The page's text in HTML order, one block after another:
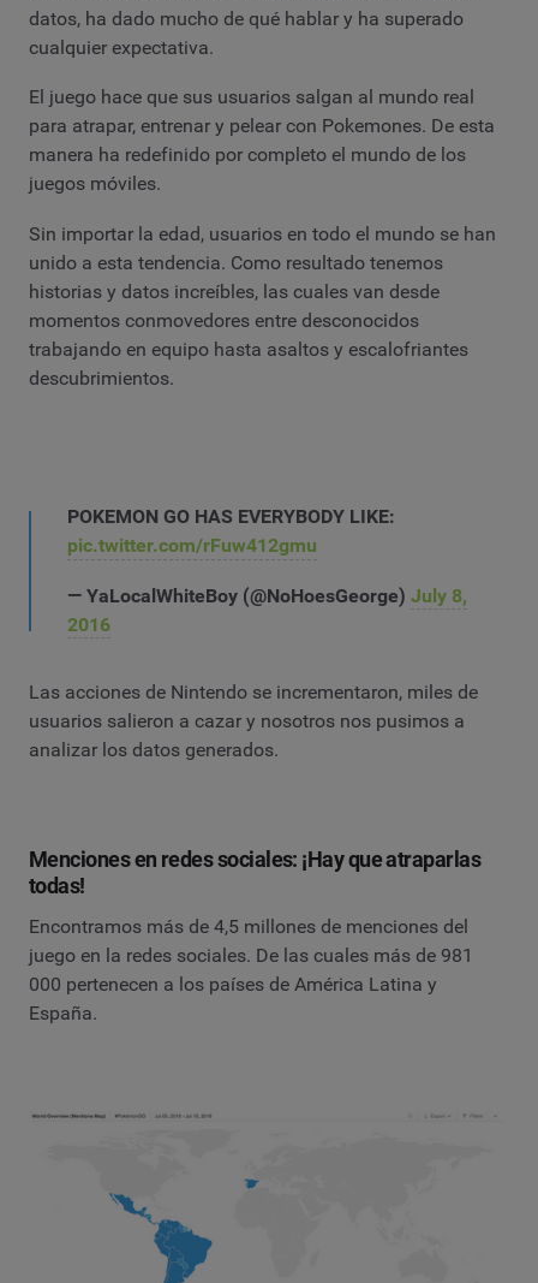
datos, ha dado mucho de qué hablar y ha superado
cualquier expectativa.
El juego hace que sus usuarios salgan al mundo real
para atrapar, entrenar y pelear con Pokemones. De esta
manera ha redefinido por completo el mundo de los
juegos móviles.
Sin importar la edad, usuarios en todo el mundo se han
unido a esta tendencia. Como resultado tenemos
historias y datos increíbles, las cuales van desde
momentos conmovedores entre desconocidos
trabajando en equipo hasta asaltos y escalofriantes
descubrimientos.
POKEMON GO HAS EVERYBODY LIKE:
pic.twitter.com/rFuw412gmu
— YaLocalWhiteBoy (@NoHoesGeorge) July 8,
2016
Las acciones de Nintendo se incrementaron, miles de
usuarios salieron a cazar y nosotros nos pusimos a
analizar los datos generados.
Menciones en redes sociales: ¡Hay que atraparlas
todas!
Encontramos más de 4,5 millones de menciones del
juego en la redes sociales. De las cuales más de 981
000 pertenecen a los países de América Latina y
España.